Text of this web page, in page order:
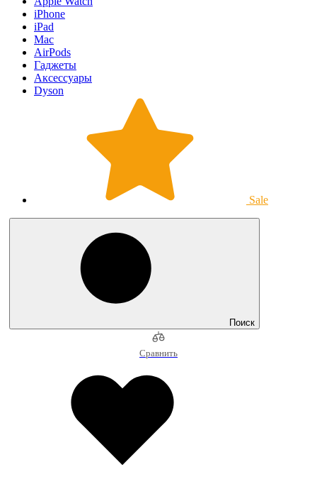
iPhone
iPad
Mac
AirPods
Гаджеты
Аксессуары
Dyson
Sale
Поиск
Сравнить